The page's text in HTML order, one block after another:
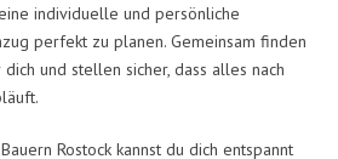
individuelle und persönliche
perfekt zu planen. Gemeinsam finden
und stellen sicher, dass alles nach
Rostock kannst du dich entspannt